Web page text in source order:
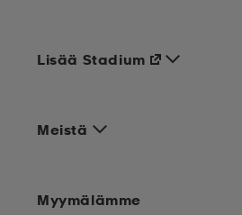
Meistä
Lisää Stadium
Myymälämme